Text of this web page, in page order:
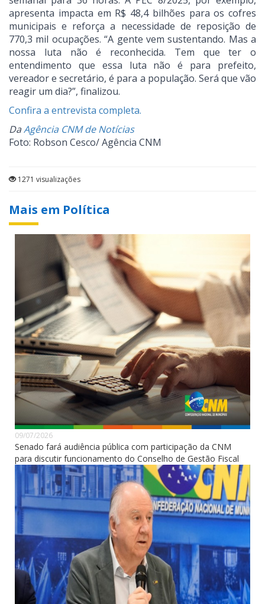
apresenta impacta em R$ 48,4 bilhões para os cofres
municipais e reforça a necessidade de reposição de
770,3 mil ocupações. “A gente vem sustentando. Mas a
nossa luta não é reconhecida. Tem que ter o
entendimento que essa luta não é para prefeito,
vereador e secretário, é para a população. Será que vão
reagir um dia?”, finalizou.
Confira a entrevista completa.
DaAgência CNM de Notícias
Foto: Robson Cesco/ Agência CNM
1271 visualizações
Mais em Política
09/07/2026
Senado fará audiência pública com participação da CNM
para discutir funcionamento do Conselho de Gestão Fiscal